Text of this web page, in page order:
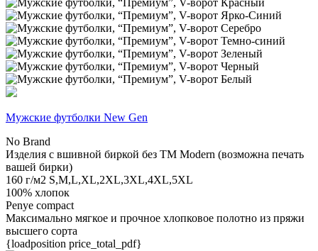
Мужские футболки New Gen
No Brand
Изделия с вшивной биркой без TM Modern (возможна печать
вашей бирки)
160 г/м2 S,M,L,XL,2XL,3XL,4XL,5XL
100% хлопок
Penye compact
Максимально мягкое и прочное хлопковое полотно из пряжи
высшего сорта
{loadposition price_total_pdf}